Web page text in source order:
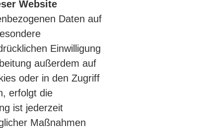
Website
Daten auf
Einwilligung
außerdem auf
oder in den Zugriff
erfolgt die
ist jederzeit
Maßnahmen